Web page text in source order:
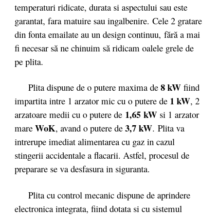
temperaturi ridicate, durata si aspectului sau este
garantat, fara matuire sau ingalbenire. Cele 2 gratare
din fonta emailate au un design continuu, fără a mai
fi necesar să ne chinuim să ridicam oalele grele de
pe plita.
Plita dispune de o putere maxima de 8 kW fiind
impartita intre 1 arzator mic cu o putere de 1 kW, 2
arzatoare medii cu o putere de 1,65 kW si 1 arzator
mare WoK, avand o putere de 3,7 kW. Plita va
intrerupe imediat alimentarea cu gaz in cazul
stingerii accidentale a flacarii. Astfel, procesul de
preparare se va desfasura in siguranta.
Plita cu control mecanic dispune de aprindere
electronica integrata, fiind dotata si cu sistemul